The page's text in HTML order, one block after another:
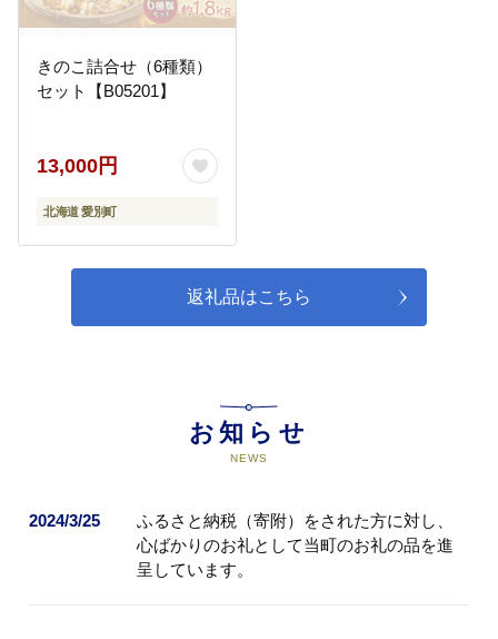
05
５．明日への基盤が整ったまちづ
６．力を合わせてつくるまちづく
①地域間交流 ②コミュニティ
③町民参画・協働 ④行財政分野
７．指定しない
せていただきます。
きのこ詰合せ（6種類）
セット【B05201】
13,000円
北海道 愛別町
返礼品はこちら
お知らせ
NEWS
2024/3/25
ふるさと納税（寄附）をされた方に対し、
心ばかりのお礼として当町のお礼の品を進
呈しています。